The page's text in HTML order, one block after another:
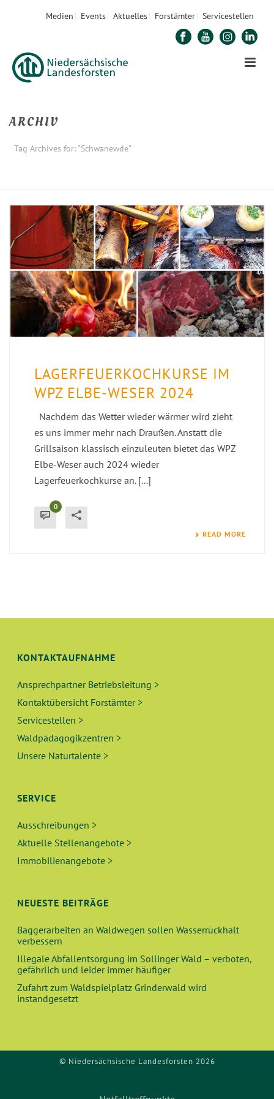
Medien Events Aktuelles Forstämter Servicestellen
ARCHIV
Tag Archives for: "Schwanewde"
LAGERFEUERKOCHKURSE IM
WPZ ELBE-WESER 2024
Nachdem das Wetter wieder wärmer wird zieht
es uns immer mehr nach Draußen. Anstatt die
Grillsaison klassisch einzuleuten bietet das WPZ
Elbe-Weser auch 2024 wieder
Lagerfeuerkochkurse an. [...]
0
READ MORE
KONTAKTAUFNAHME
Ansprechpartner Betriebsleitung >
Kontaktübersicht Forstämter >
Servicestellen >
Waldpädagogikzentren >
Unsere Naturtalente >
SERVICE
Ausschreibungen >
Aktuelle Stellenangebote >
Immobilienangebote >
NEUESTE BEITRÄGE
Baggerarbeiten an Waldwegen sollen Wasserrückhalt
verbessern
Illegale Abfallentsorgung im Sollinger Wald – verboten,
gefährlich und leider immer häufiger
Zufahrt zum Waldspielplatz Grinderwald wird
instandgesetzt
© Niedersächsische Landesforsten 2026